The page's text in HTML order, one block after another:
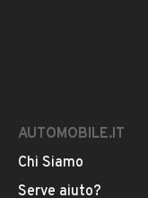
AUTOMOBILE.IT
Chi Siamo
Serve aiuto?